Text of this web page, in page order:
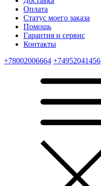
Оплата
Статус моего заказа
Помощь
Гарантия и сервис
Контакты
+78002006664 +74952041456